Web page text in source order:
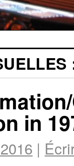
in
|